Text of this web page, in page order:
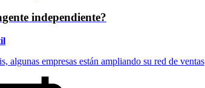
independiente?
algunas empresas están ampliando su red de ventas